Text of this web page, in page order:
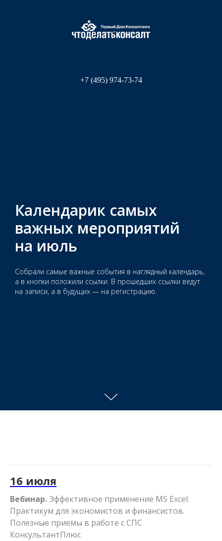
+7 (495) 974-73-74
Календарик самых
важных мероприятий
на июль
Собрали самые важные события в наглядный календарь,
а в кнопки положили ссылки. В прошедших ссылки ведут
на записи, а в будущих — на регистрацию.
16 июля
Вебинар. Эффективное применение MS Excel.
Практикум для экономистов и финансистов.
Полезные приемы в работе с СПС
КонсультантПлюс